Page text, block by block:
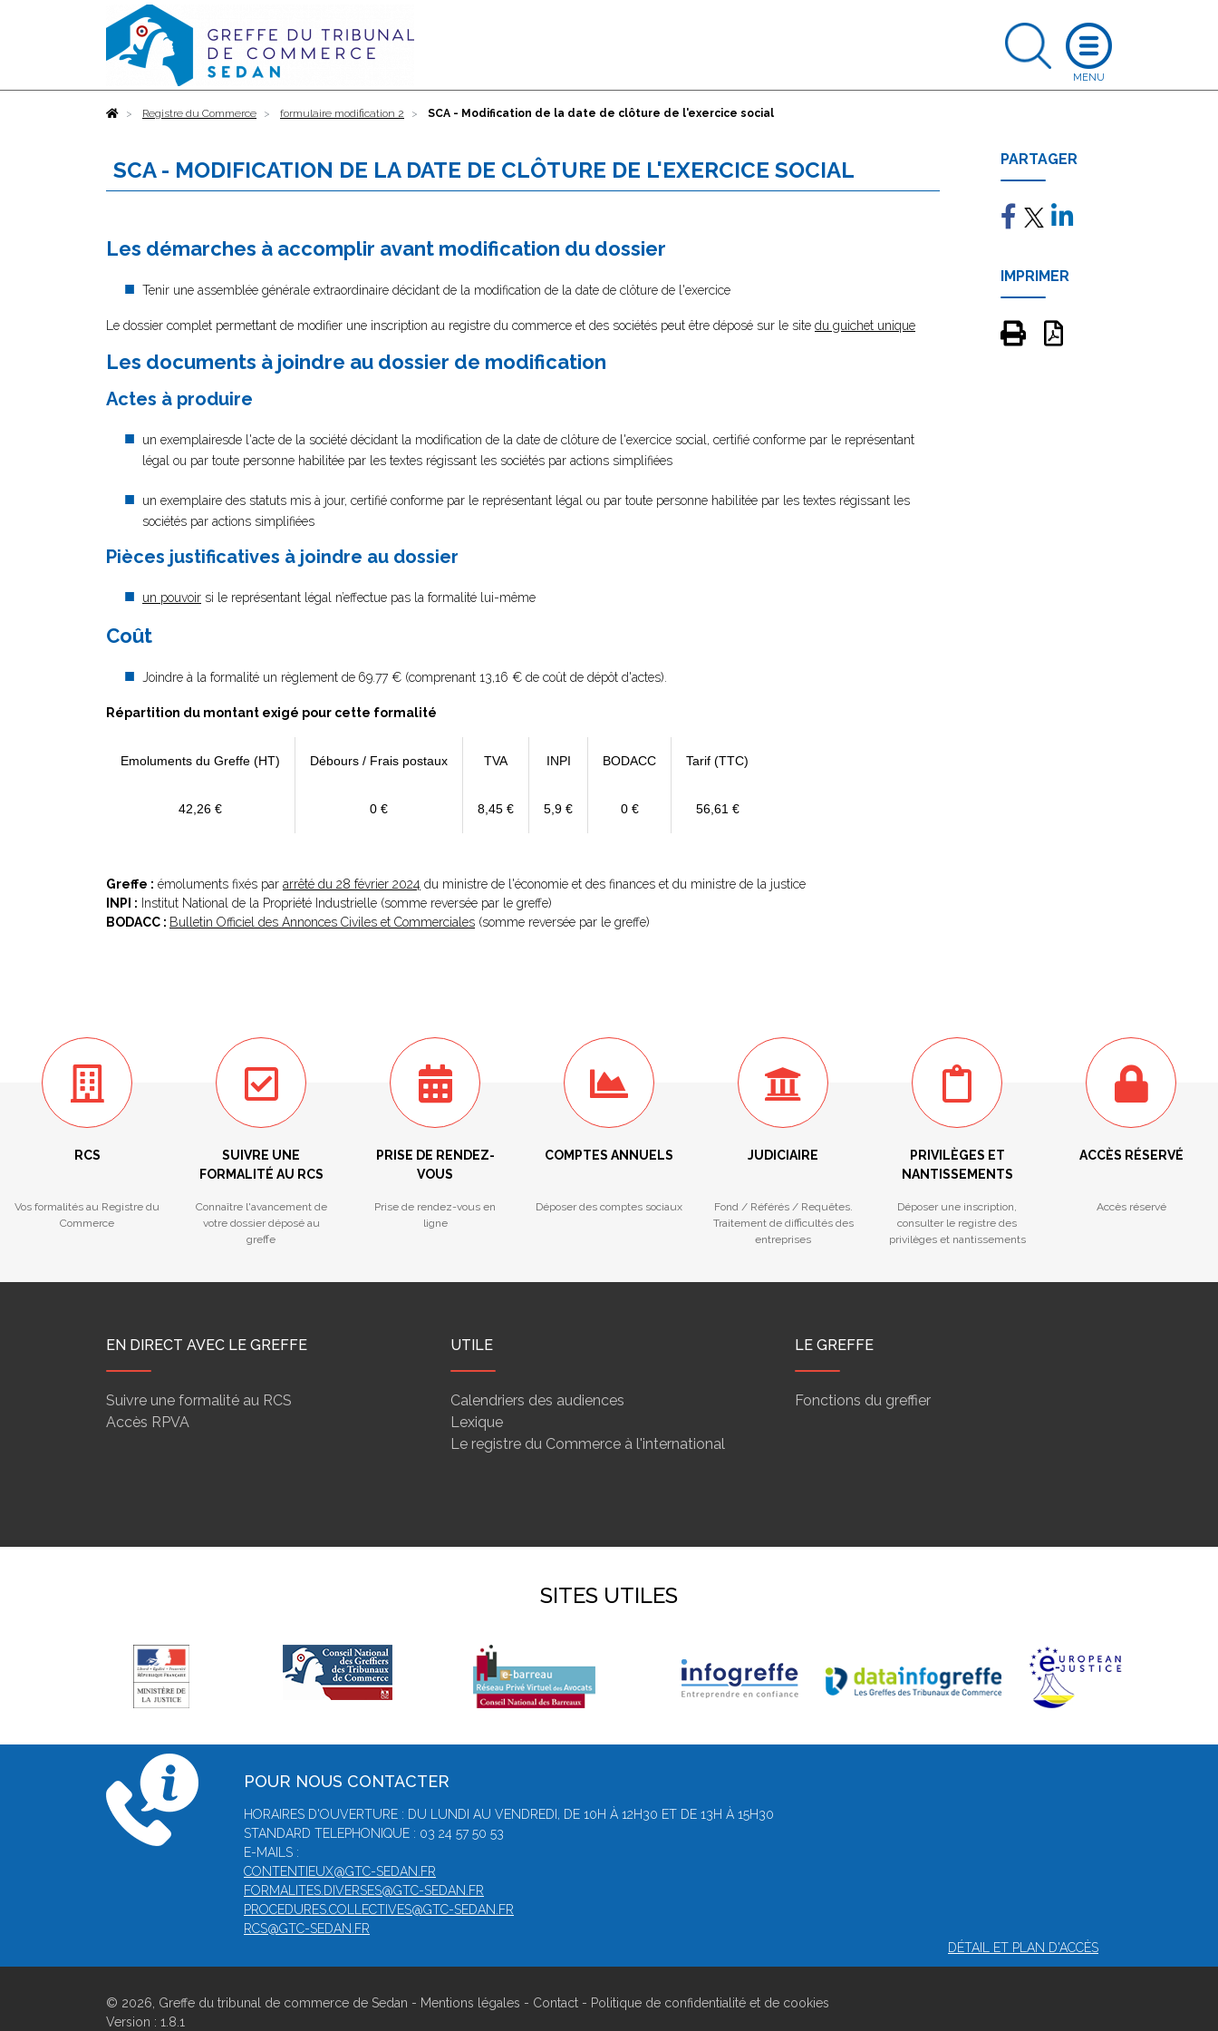
AccueilRegistre du Commerce formulaire modification 2 SCA - Modification de la date de clôture de l'exercice social
SCA - MODIFICATION DE LA DATE DE CLÔTURE DE L'EXERCICE SOCIAL
Les démarches à accomplir avant modification du dossier
Tenir une assemblée générale extraordinaire décidant de la modification de la date de clôture de l'exercice
Le dossier complet permettant de modifier une inscription au registre du commerce et des sociétés peut être déposé sur le site du guichet unique
Les documents à joindre au dossier de modification
Actes à produire
un exemplairesde l'acte de la société décidant la modification de la date de clôture de l'exercice social, certifié conforme par le représentant
légal ou par toute personne habilitée par les textes régissant les sociétés par actions simplifiées
un exemplaire des statuts mis à jour, certifié conforme par le représentant légal ou par toute personne habilitée par les textes régissant les
sociétés par actions simplifiées
Pièces justificatives à joindre au dossier
un pouvoir si le représentant légal n’effectue pas la formalité lui-même
Coût
Joindre à la formalité un règlement de 69.77 € (comprenant 13,16 € de coût de dépôt d'actes).
Répartition du montant exigé pour cette formalité
Emoluments du Greffe (HT) Débours / Frais postaux TVA INPI BODACC Tarif (TTC)
42,26 € 0 € 8,45 € 5,9 € 0 € 56,61 €
Greffe : émoluments fixés par arrêté du 28 février 2024 du ministre de l'économie et des finances et du ministre de la justice
INPI : Institut National de la Propriété Industrielle (somme reversée par le greffe)
BODACC : Bulletin Officiel des Annonces Civiles et Commerciales (somme reversée par le greffe)
PARTAGER
IMPRIMER
RCS
Vos formalités au Registre du
Commerce
SUIVRE UNE
FORMALITÉ AU RCS
Connaître l'avancement de
votre dossier déposé au
greffe
PRISE DE RENDEZ-
VOUS
Prise de rendez-vous en
ligne
COMPTES ANNUELS
Déposer des comptes sociaux
JUDICIAIRE
Fond / Référés / Requêtes.
Traitement de difficultés des
entreprises
PRIVILÈGES ET
NANTISSEMENTS
Déposer une inscription,
consulter le registre des
privilèges et nantissements
ACCÈS RÉSERVÉ
Accès réservé
EN DIRECT AVEC LE GREFFE
Suivre une formalité au RCS
Accès RPVA
UTILE
Calendriers des audiences
Lexique
Le registre du Commerce à l'international
LE GREFFE
Fonctions du greffier
SITES UTILES
POUR NOUS CONTACTER
HORAIRES D'OUVERTURE : DU LUNDI AU VENDREDI, DE 10H À 12H30 ET DE 13H À 15H30
STANDARD TELEPHONIQUE : 03 24 57 50 53
E-MAILS :
CONTENTIEUX@GTC-SEDAN.FR
FORMALITES.DIVERSES@GTC-SEDAN.FR
PROCEDURES.COLLECTIVES@GTC-SEDAN.FR
RCS@GTC-SEDAN.FR
DÉTAIL ET PLAN D'ACCÈS
© 2026, Greffe du tribunal de commerce de Sedan - Mentions légales - Contact - Politique de confidentialité et de cookies
Version : 1.8.1